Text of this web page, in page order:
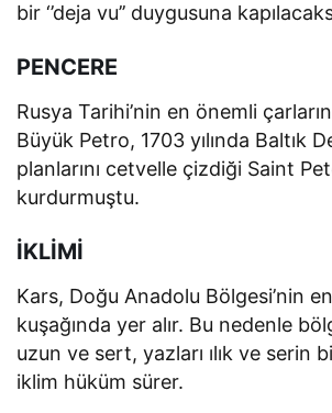
bir ‘’deja vu’’ duygusuna
PENCERE
Rusya Tarihi’nin en önemli
Büyük Petro, 1703 yılında Baltık
planlarını cetvelle çizdiği Saint
kurdurmuştu.
İKLİMİ
Kars, Doğu Anadolu Bölgesi’nin
kuşağında yer alır. Bu nedenle
uzun ve sert, yazları ılık ve serin
iklim hüküm sürer.